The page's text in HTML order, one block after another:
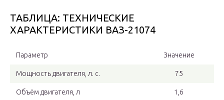
ТАБЛИЦА: ТЕХНИЧЕСКИЕ
ХАРАКТЕРИСТИКИ ВАЗ-21074
Параметр Значение
Мощность двигателя, л. с. 75
Объём двигателя, л 1,6